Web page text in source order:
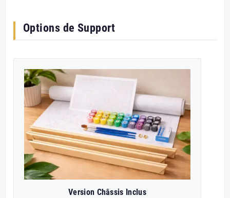
Options de Support
Version Châssis Inclus